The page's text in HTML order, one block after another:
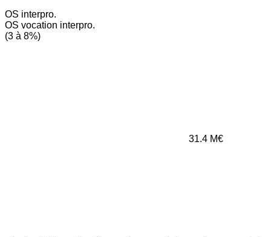
OS interpro.
OS vocation interpro.
(3 à 8%)
31.4 M€